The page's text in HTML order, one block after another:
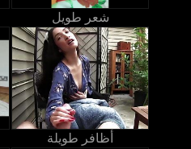
شعر طويل
أظافر طويلة